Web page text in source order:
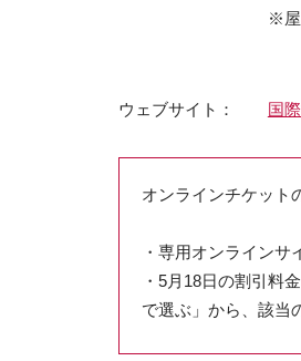
※屋
ウェブサイト 国
オンラインチケット
・専用オンラインサ
・5月18日の割引料
で選ぶ」から、該当